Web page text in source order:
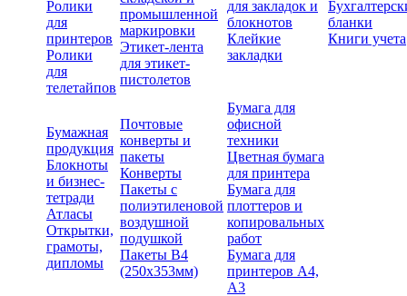
Ролики
для
принтеров
Ролики
для
телетайпов
промышленной
маркировки
Этикет-лента
для этикет-
пистолетов
для закладок и
блокнотов
Клейкие
закладки
бланки
Книги учета
Бумажная
продукция
Блокноты
и бизнес-
тетради
Атласы
Открытки,
грамоты,
дипломы
Почтовые
конверты и
пакеты
Конверты
Пакеты с
полиэтиленовой
воздушной
подушкой
Пакеты В4
(250х353мм)
Бумага для
офисной
техники
Цветная бумага
для принтера
Бумага для
плоттеров и
копировальных
работ
Бумага для
принтеров А4,
А3